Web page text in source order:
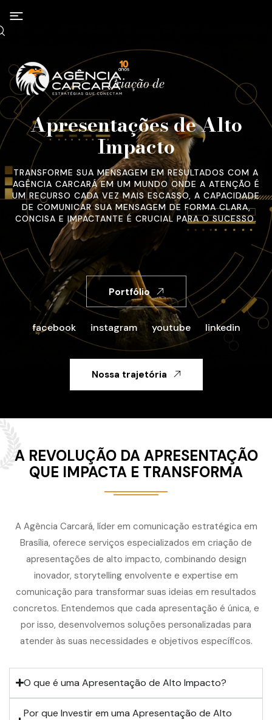
Criação de
Apresentações de Alto
Impacto
TRANSFORME SUA MENSAGEM EM RESULTADOS COM A
AGÊNCIA CARCARÁ EM UM MUNDO ONDE A ATENÇÃO É
UM RECURSO CADA VEZ MAIS ESCASSO, A CAPACIDADE
DE COMUNICAR SUA MENSAGEM DE FORMA CLARA,
CONCISA E IMPACTANTE É CRUCIAL PARA O SUCESSO.
Portfólio
facebook instagram youtube linkedin
Nossa trajetória
A REVOLUÇÃO DA APRESENTAÇÃO
QUE IMPACTA E TRANSFORMA
A Agência Carcará, líder em comunicação estratégica em
Brasília, oferece serviços especializados em criação de
apresentações de alto impacto, combinando design
inovador, storytelling envolvente e expertise em
comunicação para transformar suas ideias em resultados
concretos. Entendemos que cada apresentação é única, e
por isso, desenvolvemos soluções personalizadas para
atender às suas necessidades e objetivos específicos.
O que é uma Apresentação de Alto Impacto?
Por que Investir em uma Apresentação de Alto